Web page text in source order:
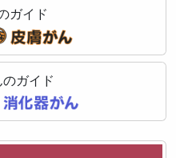
ガイド
ガイド